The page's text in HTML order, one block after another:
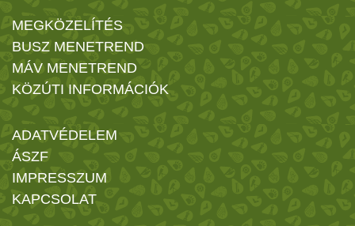
MEGKÖZELÍTÉS
BUSZ MENETREND
MÁV MENETREND
KÖZÚTI INFORMÁCIÓK
ADATVÉDELEM
ÁSZF
IMPRESSZUM
KAPCSOLAT